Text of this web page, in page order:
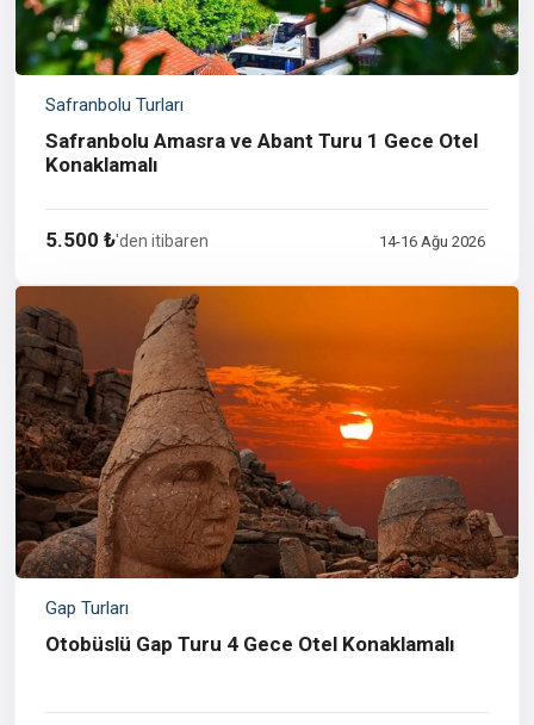
Safranbolu Turları
Safranbolu Amasra ve Abant Turu 1 Gece Otel
Konaklamalı
5.500 ₺'den itibaren 14-16 Ağu 2026
Gap Turları
Otobüslü Gap Turu 4 Gece Otel Konaklamalı